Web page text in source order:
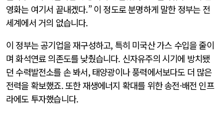
영화는 여기서 끝내겠다.” 이 정도로 분명하게 말한 정부는 전
세계에서 거의 없습니다.
이 정부는 공기업을 재구성하고, 특히 미국산 가스 수입을 줄이
며 화석연료 의존도를 낮췄습니다. 신자유주의 시기에 방치됐
던 수력발전소를 손 봐서, 태양광이나 풍력에서보다도 더 많은
전력을 확보했죠. 또한 재생에너지 확대를 위한 송전·배전 인프
라에도 투자했습니다.